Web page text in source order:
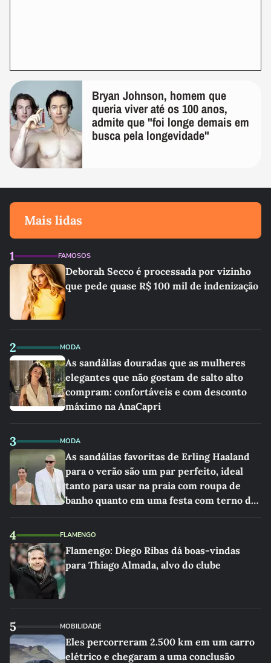
Bryan Johnson, homem que
queria viver até os 100 anos,
admite que "foi longe demais em
busca pela longevidade"
Mais lidas
1 FAMOSOS
Deborah Secco é processada por vizinho
que pede quase R$ 100 mil de indenização
2 MODA
As sandálias douradas que as mulheres
elegantes que não gostam de salto alto
compram: confortáveis e com desconto
máximo na AnaCapri
3 MODA
As sandálias favoritas de Erling Haaland
para o verão são um par perfeito, ideal
tanto para usar na praia com roupa de
banho quanto em uma festa com terno de
4 FLAMENGO
Flamengo: Diego Ribas dá boas-vindas
para Thiago Almada, alvo do clube
5 MOBILIDADE
Eles percorreram 2.500 km em um carro
elétrico e chegaram a uma conclusão